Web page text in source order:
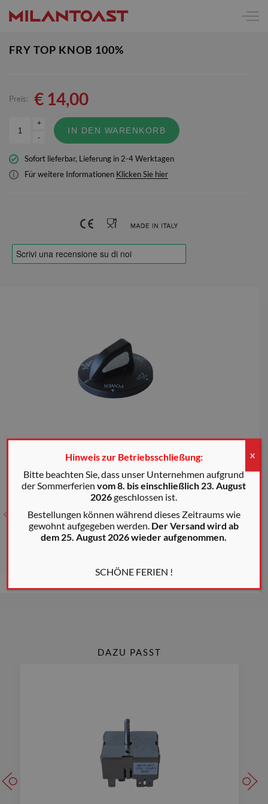
FRY TOP KNOB 100%
Preis: € 14,00
+
-
IN DEN WARENKORB
Sofort lieferbar, Lieferung in 2-4 Werktagen
Für weitere Informationen Klicken Sie hier
DAZU PASST
Hinweis zur Betriebsschließung:
Bitte beachten Sie, dass unser Unternehmen aufgrund
der Sommerferienvom 8. bis einschließlich 23. August
2026geschlossen ist.
Bestellungen können während dieses Zeitraums wie
gewohnt aufgegeben werden. Der Versand wird ab
dem 25. August 2026 wieder aufgenommen.
SCHÖNE FERIEN !
X